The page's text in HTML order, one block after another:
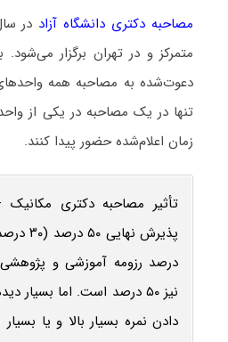
مصاحبه دکتری دانشگاه آزاد
متمرکز و در تهران برگزار
دعوت‌شده به مصاحبه همه
تنها در یک مصاحبه در یکی از
زمان اعلام‌شده حضور پیدا کنند.
تأثیر مصاحبه دکتری
درصد رزومه آموزشی و
نیز ۵۰ درصد است. اما بسیار
دادن نمره بسیار بالا و یا